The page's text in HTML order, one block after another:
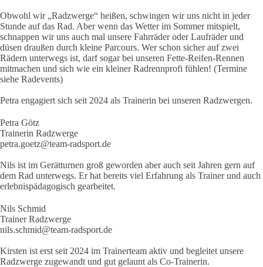
Obwohl wir „Radzwerge“ heißen, schwingen wir uns nicht in jeder
Stunde auf das Rad. Aber wenn das Wetter im Sommer mitspielt,
schnappen wir uns auch mal unsere Fahrräder oder Laufräder und
düsen draußen durch kleine Parcours. Wer schon sicher auf zwei
Rädern unterwegs ist, darf sogar bei unseren Fette-Reifen-Rennen
mitmachen und sich wie ein kleiner Radrennprofi fühlen! (Termine
siehe Radevents)
Petra engagiert sich seit 2024 als Trainerin bei unseren Radzwergen.
Petra Götz
Trainerin Radzwerge
petra.goetz@team-radsport.de
Nils ist im Gerätturnen groß geworden aber auch seit Jahren gern auf
dem Rad unterwegs. Er hat bereits viel Erfahrung als Trainer und auch
erlebnispädagogisch gearbeitet.
Nils Schmid
Trainer Radzwerge
nils.schmid@team-radsport.de
Kirsten ist erst seit 2024 im Trainerteam aktiv und begleitet unsere
Radzwerge zugewandt und gut gelaunt als Co-Trainerin.